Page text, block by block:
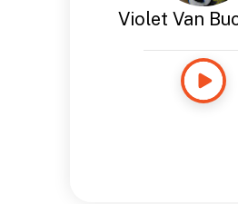
Violet Van